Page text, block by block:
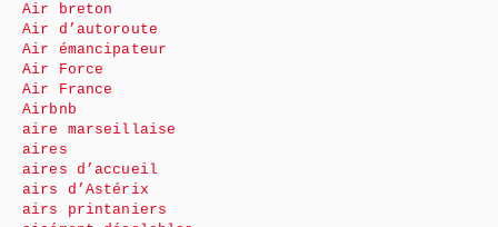
Air breton
Air d’autoroute
Air émancipateur
Air Force
Air France
Airbnb
aire marseillaise
aires
aires d’accueil
airs d’Astérix
airs printaniers